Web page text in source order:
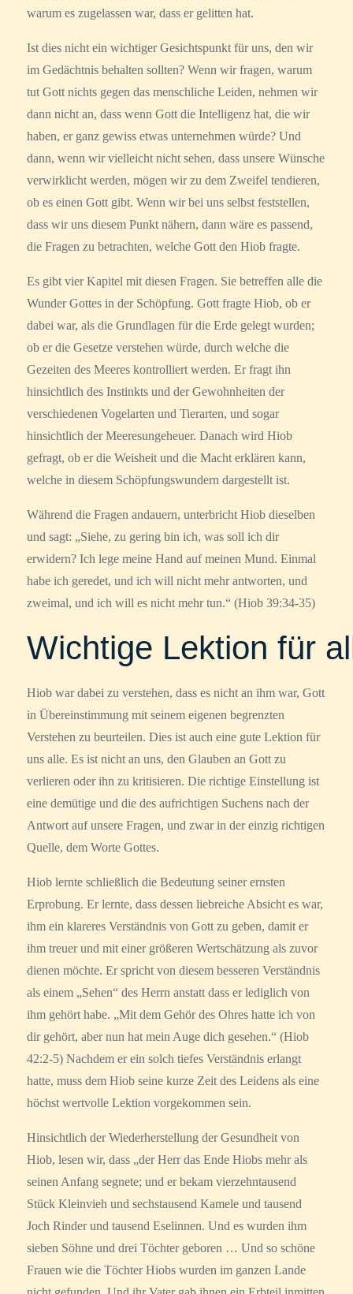
warum es zugelassen war, dass er gelitten hat.
Ist dies nicht ein wichtiger Gesichtspunkt für uns, den wir
im Gedächtnis behalten sollten? Wenn wir fragen, warum
tut Gott nichts gegen das menschliche Leiden, nehmen wir
dann nicht an, dass wenn Gott die Intelligenz hat, die wir
haben, er ganz gewiss etwas unternehmen würde? Und
dann, wenn wir vielleicht nicht sehen, dass unsere Wünsche
verwirklicht werden, mögen wir zu dem Zweifel tendieren,
ob es einen Gott gibt. Wenn wir bei uns selbst feststellen,
dass wir uns diesem Punkt nähern, dann wäre es passend,
die Fragen zu betrachten, welche Gott den Hiob fragte.
Es gibt vier Kapitel mit diesen Fragen. Sie betreffen alle die
Wunder Gottes in der Schöpfung. Gott fragte Hiob, ob er
dabei war, als die Grundlagen für die Erde gelegt wurden;
ob er die Gesetze verstehen würde, durch welche die
Gezeiten des Meeres kontrolliert werden. Er fragt ihn
hinsichtlich des Instinkts und der Gewohnheiten der
verschiedenen Vogelarten und Tierarten, und sogar
hinsichtlich der Meeresungeheuer. Danach wird Hiob
gefragt, ob er die Weisheit und die Macht erklären kann,
welche in diesem Schöpfungswundern dargestellt ist.
Während die Fragen andauern, unterbricht Hiob dieselben
und sagt: „Siehe, zu gering bin ich, was soll ich dir
erwidern? Ich lege meine Hand auf meinen Mund. Einmal
habe ich geredet, und ich will nicht mehr antworten, und
zweimal, und ich will es nicht mehr tun.“ (Hiob 39:34-35)
Wichtige Lektion für
Hiob war dabei zu verstehen, dass es nicht an ihm war, Gott
in Übereinstimmung mit seinem eigenen begrenzten
Verstehen zu beurteilen. Dies ist auch eine gute Lektion für
uns alle. Es ist nicht an uns, den Glauben an Gott zu
verlieren oder ihn zu kritisieren. Die richtige Einstellung ist
eine demütige und die des aufrichtigen Suchens nach der
Antwort auf unsere Fragen, und zwar in der einzig richtigen
Quelle, dem Worte Gottes.
Hiob lernte schließlich die Bedeutung seiner ernsten
Erprobung. Er lernte, dass dessen liebreiche Absicht es war,
ihm ein klareres Verständnis von Gott zu geben, damit er
ihm treuer und mit einer größeren Wertschätzung als zuvor
dienen möchte. Er spricht von diesem besseren Verständnis
als einem „Sehen“ des Herrn anstatt dass er lediglich von
ihm gehört habe. „Mit dem Gehör des Ohres hatte ich von
dir gehört, aber nun hat mein Auge dich gesehen.“ (Hiob
42:2-5) Nachdem er ein solch tiefes Verständnis erlangt
hatte, muss dem Hiob seine kurze Zeit des Leidens als eine
höchst wertvolle Lektion vorgekommen sein.
Hinsichtlich der Wiederherstellung der Gesundheit von
Hiob, lesen wir, dass „der Herr das Ende Hiobs mehr als
seinen Anfang segnete; und er bekam vierzehntausend
Stück Kleinvieh und sechstausend Kamele und tausend
Joch Rinder und tausend Eselinnen. Und es wurden ihm
sieben Söhne und drei Töchter geboren … Und so schöne
Frauen wie die Töchter Hiobs wurden im ganzen Lande